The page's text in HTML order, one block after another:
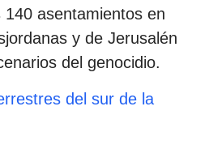
asentamientos en
y de Jerusalén
del genocidio.
del sur de la